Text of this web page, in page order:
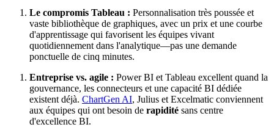
Le compromis Tableau : Personnalisation très poussée et
vaste bibliothèque de graphiques, avec un prix et une courbe
d'apprentissage qui favorisent les équipes vivant
quotidiennement dans l'analytique—pas une demande
ponctuelle de cinq minutes.
Entreprise vs. agile : Power BI et Tableau excellent quand la
gouvernance, les connecteurs et une capacité BI dédiée
existent déjà. ChartGen AI, Julius et Excelmatic conviennent
aux équipes qui ont besoin de rapidité sans centre
d'excellence BI.